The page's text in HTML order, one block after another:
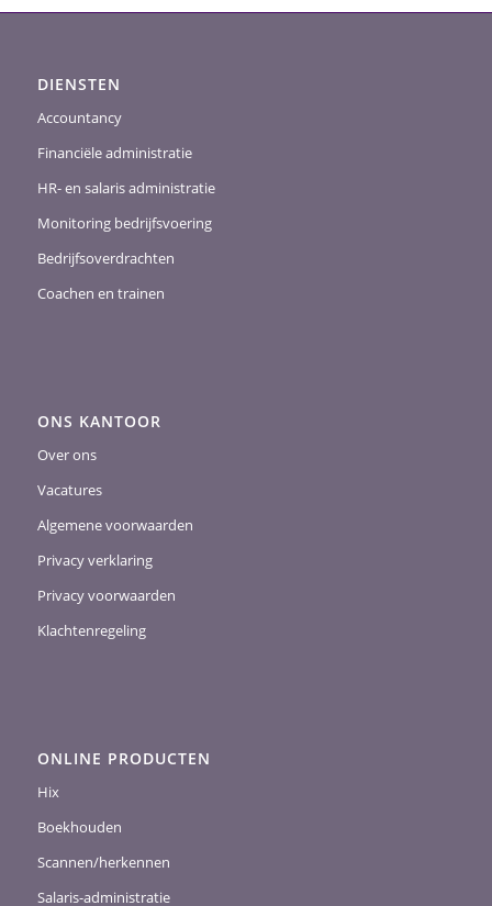
DIENSTEN
Accountancy
Financiële administratie
HR- en salaris administratie
Monitoring bedrijfsvoering
Bedrijfsoverdrachten
Coachen en trainen
ONS KANTOOR
Over ons
Vacatures
Algemene voorwaarden
Privacy verklaring
Privacy voorwaarden
Klachtenregeling
ONLINE PRODUCTEN
Hix
Boekhouden
Scannen/herkennen
Salaris-administratie